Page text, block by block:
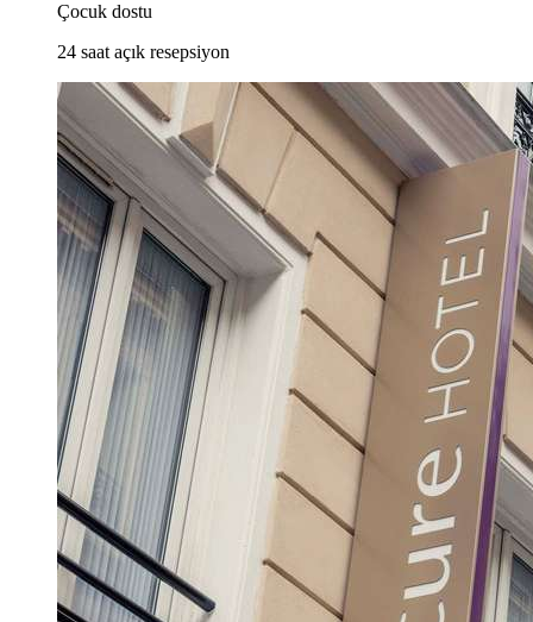
Çocuk dostu
24 saat açık resepsiyon